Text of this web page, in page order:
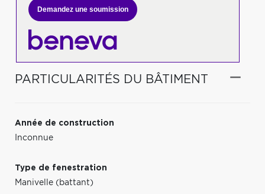
Demandez une soumission
PARTICULARITÉS DU BÂTIMENT
Année de construction
Inconnue
Type de fenestration
Manivelle (battant)